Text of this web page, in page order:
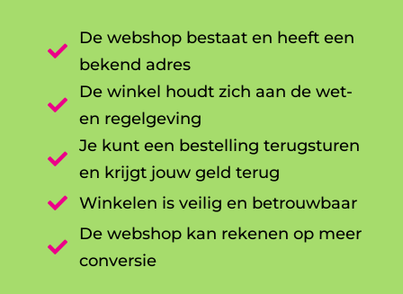

De webshop bestaat en heeft een
bekend adres

De winkel houdt zich aan de wet-
en regelgeving

Je kunt een bestelling terugsturen
en krijgt jouw geld terug

Winkelen is veilig en betrouwbaar

De webshop kan rekenen op meer
conversie